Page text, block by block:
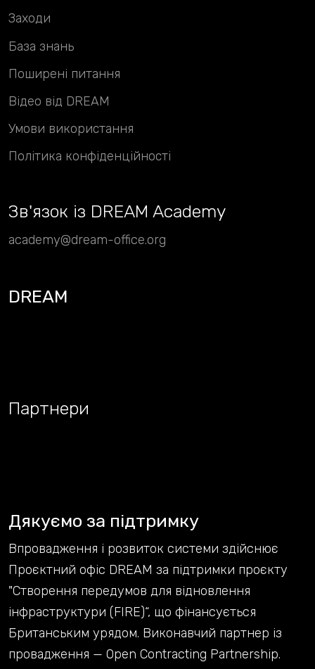
Умови використання
Політика конфіденційності
Заходи
База знань
Поширені питання
Відео від DREAM
academy@dream-office.org
Дякуємо за підтримку
Партнери
DREAM
Зв'язок із DREAM Academy
Впровадження і розвиток системи здійснює
Проєктний офіс DREAM за підтримки проєкту
"Створення передумов для відновлення
інфраструктури (FIRE)“, що фінансується
Британським урядом. Виконавчий партнер із
провадження — Open Contracting Partnership.